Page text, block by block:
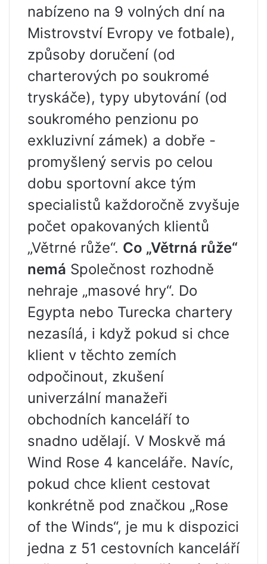
nabízeno na 9 volných dní na
Mistrovství Evropy ve fotbale),
způsoby doručení (od
charterových po soukromé
tryskáče), typy ubytování (od
soukromého penzionu po
exkluzivní zámek) a dobře -
promyšlený servis po celou
dobu sportovní akce tým
specialistů každoročně zvyšuje
počet opakovaných klientů
„Větrné růže“. Co „Větrná růže“
nemá Společnost rozhodně
nehraje „masové hry“. Do
Egypta nebo Turecka chartery
nezasílá, i když pokud si chce
klient v těchto zemích
odpočinout, zkušení
univerzální manažeři
obchodních kanceláří to
snadno udělají. V Moskvě má ​​
Wind Rose 4 kanceláře. Navíc,
pokud chce klient cestovat
konkrétně pod značkou „Rose
of the Winds“, je mu k dispozici
jedna z 51 cestovních kanceláří